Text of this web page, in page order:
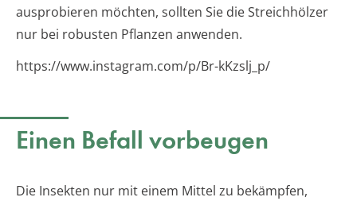
ausprobieren möchten, sollten Sie die Streichhölzer
nur bei robusten Pflanzen anwenden.
https://www.instagram.com/p/Br-kKzslj_p/
Einen Befall vorbeugen
Die Insekten nur mit einem Mittel zu bekämpfen,